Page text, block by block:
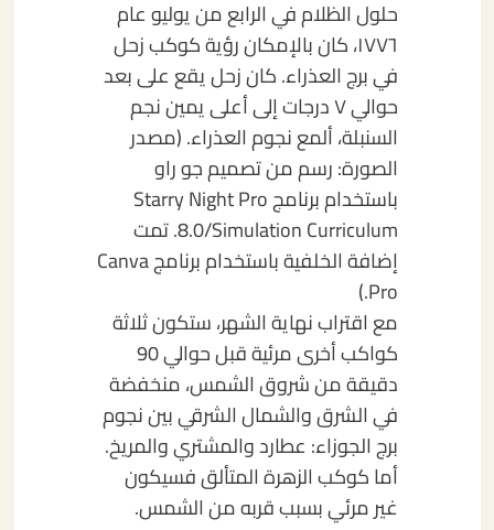
حلول الظلام في الرابع من يوليو عام
١٧٧٦، كان بالإمكان رؤية كوكب زحل
في برج العذراء. كان زحل يقع على بعد
حوالي ٧ درجات إلى أعلى يمين نجم
السنبلة، ألمع نجوم العذراء.(مصدر
الصورة: رسم من تصميم جو راو
باستخدام برنامج Starry Night Pro
8.0/Simulation Curriculum. تمت
إضافة الخلفية باستخدام برنامج Canva
Pro.)
مع اقتراب نهاية الشهر، ستكون ثلاثة
كواكب أخرى مرئية قبل حوالي 90
دقيقة من شروق الشمس، منخفضة
في الشرق والشمال الشرقي بين نجوم
برج الجوزاء: عطارد والمشتري والمريخ.
أما كوكب الزهرة المتألق فسيكون
غير مرئي بسبب قربه من الشمس.